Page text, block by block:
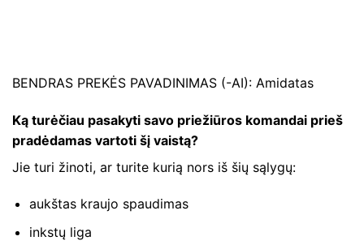
BENDRAS PREKĖS PAVADINIMAS (-AI): Amidatas
Ką turėčiau pasakyti savo priežiūros komandai prieš
pradėdamas vartoti šį vaistą?
Jie turi žinoti, ar turite kurią nors iš šių sąlygų:
aukštas kraujo spaudimas
inkstų liga